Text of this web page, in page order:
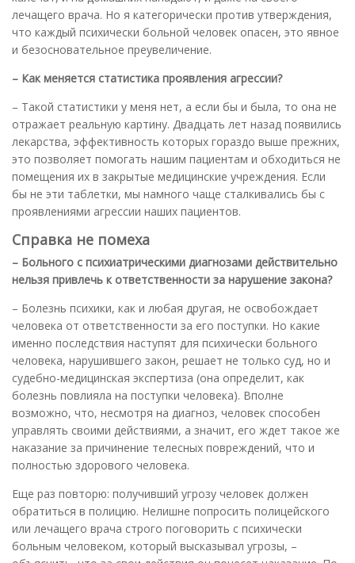
лечащего врача. Но я категорически против утверждения,
что каждый психически больной человек опасен, это явное
и безосновательное преувеличение.
– Как меняется статистика проявления агрессии?
– Такой статистики у меня нет, а если бы и была, то она не
отражает реальную картину. Двадцать лет назад появились
лекарства, эффективность которых гораздо выше прежних,
это позволяет помогать нашим пациентам и обходиться не
помещения их в закрытые медицинские учреждения. Если
бы не эти таблетки, мы намного чаще сталкивались бы с
проявлениями агрессии наших пациентов.
Справка не помеха
– Больного с психиатрическими диагнозами действительно
нельзя привлечь к ответственности за нарушение закона?
– Болезнь психики, как и любая другая, не освобождает
человека от ответственности за его поступки. Но какие
именно последствия наступят для психически больного
человека, нарушившего закон, решает не только суд, но и
судебно-медицинская экспертиза (она определит, как
болезнь повлияла на поступки человека). Вполне
возможно, что, несмотря на диагноз, человек способен
управлять своими действиями, а значит, его ждет такое же
наказание за причинение телесных повреждений, что и
полностью здорового человека.
Еще раз повторю: получивший угрозу человек должен
обратиться в полицию. Нелишне попросить полицейского
или лечащего врача строго поговорить с психически
больным человеком, который высказывал угрозы, –